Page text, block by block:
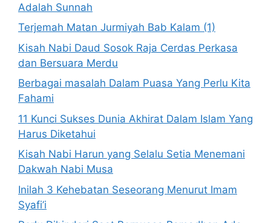
Adalah Sunnah
Terjemah Matan Jurmiyah Bab Kalam (1)
Kisah Nabi Daud Sosok Raja Cerdas Perkasa
dan Bersuara Merdu
Berbagai masalah Dalam Puasa Yang Perlu Kita
Fahami
11 Kunci Sukses Dunia Akhirat Dalam Islam Yang
Harus Diketahui
Kisah Nabi Harun yang Selalu Setia Menemani
Dakwah Nabi Musa
Inilah 3 Kehebatan Seseorang Menurut Imam
Syafi’i